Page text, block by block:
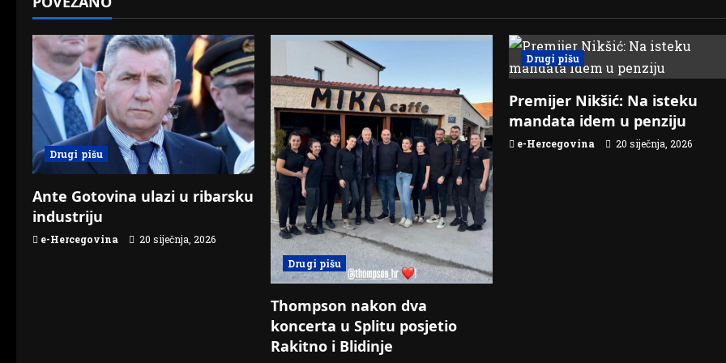
a
v
i
g
a
t
i
Drugi pišu
Ante Gotovina ulazi u ribarsku
industriju
e-Hercegovina
20 siječnja, 2026
Drugi pišu
Thompson nakon dva
koncerta u Splitu posjetio
Rakitno i Blidinje
Drugi pišu
Premijer Nikšić: Na isteku
mandata idem u penziju
e-Hercegovina 20 siječnja, 2026